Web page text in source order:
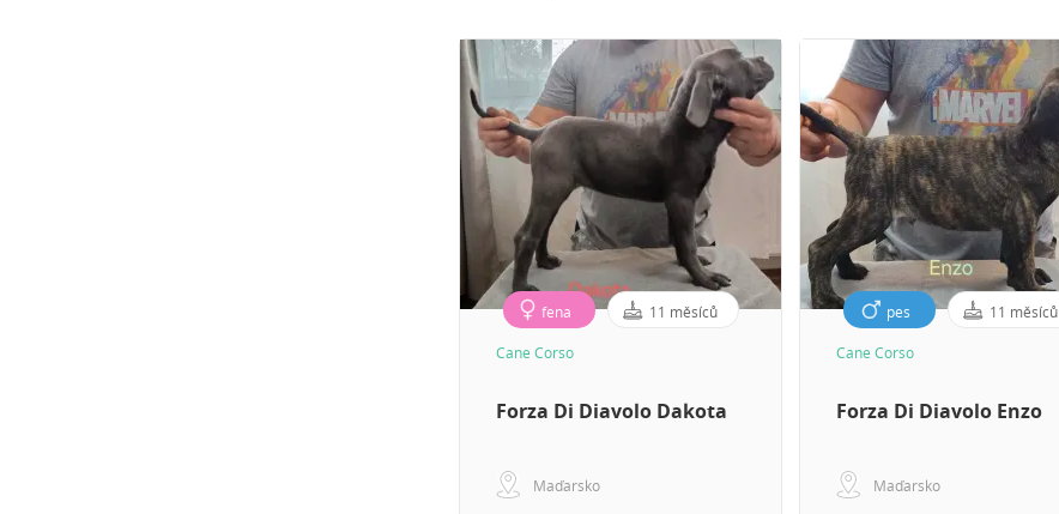
fena 11 měsíců
Cane Corso
Forza Di Diavolo Dakota
Maďarsko
pes 11 měsíců
Cane Corso
Forza Di Diavolo Enzo
Maďarsko